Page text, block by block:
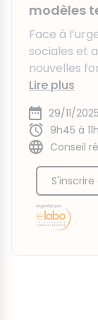
29/11/2025
9h45 à
Conseil
modèles
Face à
sociales et
nouvelles
Lire plus